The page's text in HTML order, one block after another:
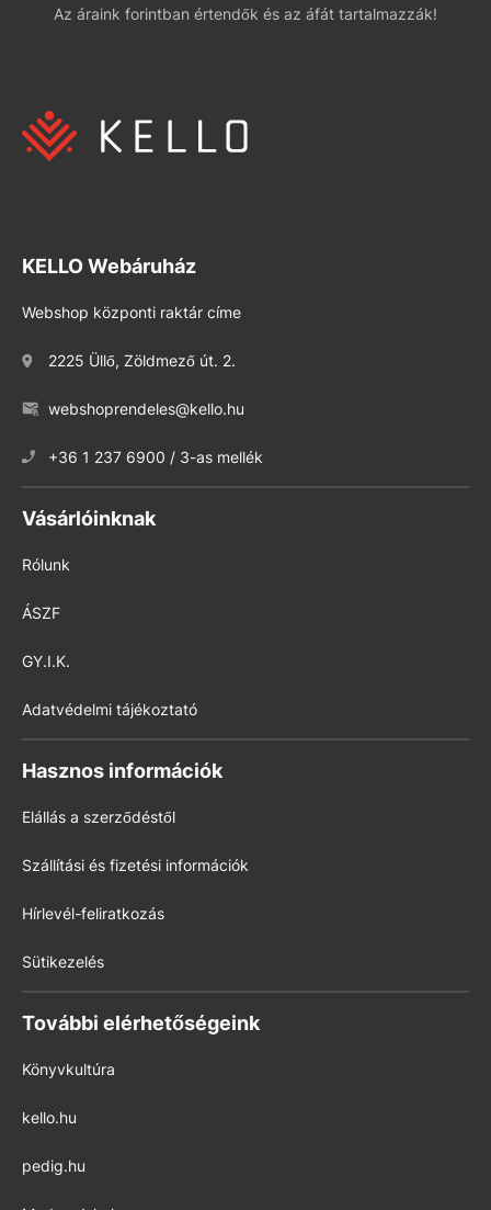
Az áraink forintban értendők és az áfát tartalmazzák!
KELLO Webáruház
Webshop központi raktár címe
2225 Üllő, Zöldmező út. 2.
webshoprendeles@kello.hu
+36 1 237 6900 / 3-as mellék
Vásárlóinknak
Rólunk
ÁSZF
GY.I.K.
Adatvédelmi tájékoztató
Hasznos információk
Elállás a szerződéstől
Szállítási és fizetési információk
Hírlevél-feliratkozás
Sütikezelés
További elérhetőségeink
Könyvkultúra
kello.hu
pedig.hu